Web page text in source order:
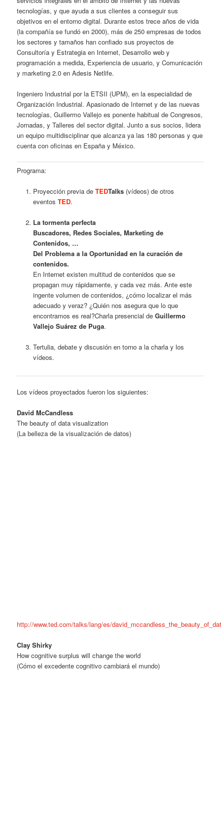
tecnologías, y que ayuda a sus clientes a conseguir sus
objetivos en el entorno digital. Durante estos trece años de vida
(la compañía se fundó en 2000), más de 250 empresas de todos
los sectores y tamaños han confiado sus proyectos de
Consultoría y Estrategia en Internet, Desarrollo web y
programación a medida, Experiencia de usuario, y Comunicación
y marketing 2.0 en Adesis Netlife.
Ingeniero Industrial por la ETSII (UPM), en la especialidad de
Organización Industrial. Apasionado de Internet y de las nuevas
tecnologías, Guillermo Vallejo es ponente habitual de Congresos,
Jornadas, y Talleres del sector digital. Junto a sus socios, lidera
un equipo multidisciplinar que alcanza ya las 180 personas y que
cuenta con oficinas en España y México.
Programa:
Proyección previa de TEDTalks(vídeos) de otros
eventos TED.
La tormenta perfecta
Buscadores, Redes Sociales, Marketing de
Contenidos, …
Del Problema a la Oportunidad en la curación de
contenidos.
En Internet existen multitud de contenidos que se
propagan muy rápidamente, y cada vez más. Ante este
ingente volumen de contenidos, ¿cómo localizar el más
adecuado y veraz? ¿Quién nos asegura que lo que
encontramos es real?Charla presencial de Guillermo
Vallejo Suárez de Puga.
Tertulia, debate y discusión en torno a la charla y los
vídeos.
Los vídeos proyectados fueron los siguientes:
David McCandless
The beauty of data visualization
(La belleza de la visualización de datos)
http://www.ted.com/talks/lang/es/
Clay Shirky
How cognitive surplus will change the world
(Cómo el excedente cognitivo cambiará el mundo)